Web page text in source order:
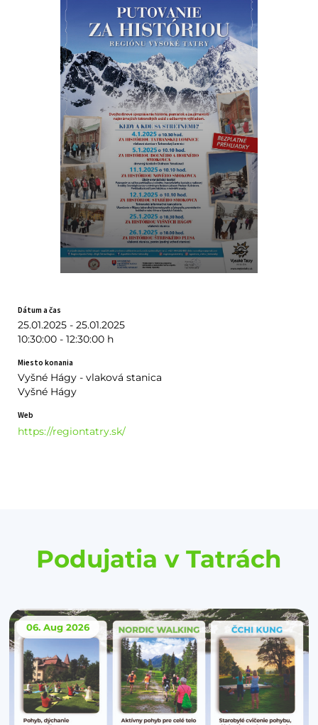
Dátum a čas
25.01.2025 - 25.01.2025
10:30:00 - 12:30:00 h
Miesto konania
Vyšné Hágy - vlaková stanica
Vyšné Hágy
Web
https://regiontatry.sk/
Podujatia v Tatrách
06. Aug 2026